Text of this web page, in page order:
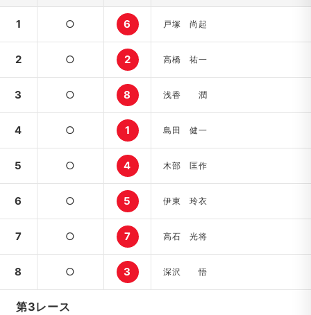
1 ○ 6 戸塚 尚起
2 ○ 2 高橋 祐一
3 ○ 8 浅香 潤
4 ○ 1 島田 健一
5 ○ 4 木部 匡作
6 ○ 5 伊東 玲衣
7 ○ 7 高石 光将
8 ○ 3 深沢 悟
第3レース